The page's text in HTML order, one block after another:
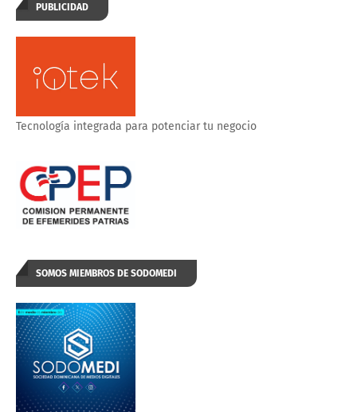
PUBLICIDAD
Tecnología integrada para potenciar tu negocio
SOMOS MIEMBROS DE SODOMEDI